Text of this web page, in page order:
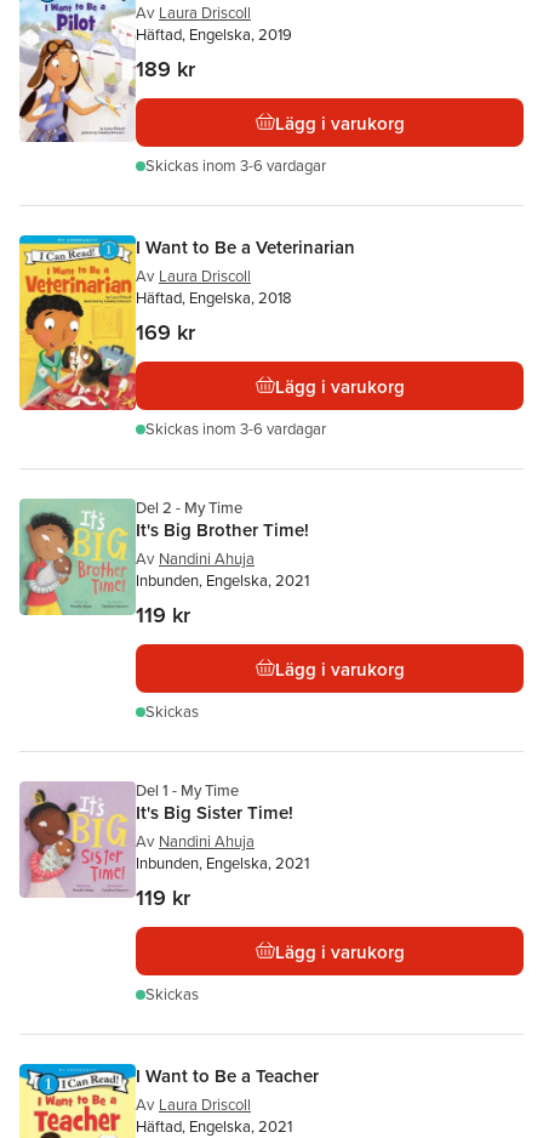
Av Laura Driscoll
Häftad, Engelska, 2019
189 kr
Lägg i varukorg
Skickas inom 3-6 vardagar
I Want to Be a Veterinarian
Av Laura Driscoll
Häftad, Engelska, 2018
169 kr
Lägg i varukorg
Skickas inom 3-6 vardagar
Del 2 - My Time
It's Big Brother Time!
Av Nandini Ahuja
Inbunden, Engelska, 2021
119 kr
Lägg i varukorg
Skickas
Del 1 - My Time
It's Big Sister Time!
Av Nandini Ahuja
Inbunden, Engelska, 2021
119 kr
Lägg i varukorg
Skickas
I Want to Be a Teacher
Av Laura Driscoll
Häftad, Engelska, 2021